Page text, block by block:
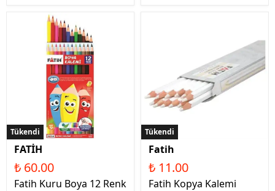
Tükendi
FATİH
₺ 60.00
Fatih Kuru Boya 12 Renk
Tükendi
Fatih
₺ 11.00
Fatih Kopya Kalemi